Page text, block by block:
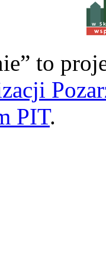
w
to
PIT.